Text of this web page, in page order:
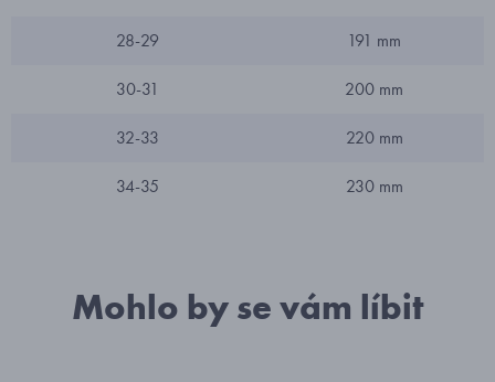
28-29 191 mm
30-31 200 mm
32-33 220 mm
34-35 230 mm
Mohlo by se vám líbit